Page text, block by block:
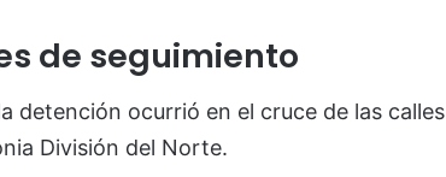
de seguimiento
detención ocurrió en el cruce de las calles
División del Norte.